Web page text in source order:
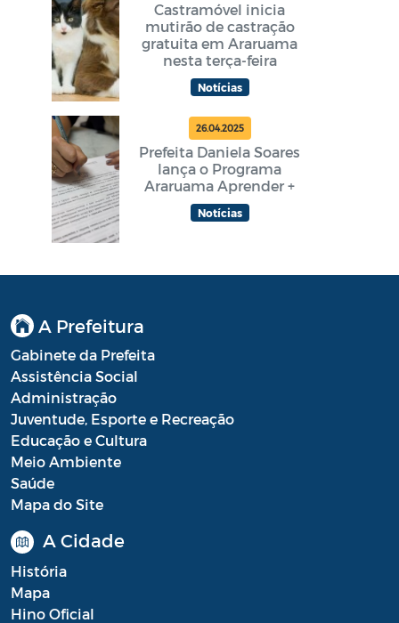
Castramóvel inicia
mutirão de castração
gratuita em Araruama
nesta terça-feira
Notícias
26.04.2025
Prefeita Daniela Soares
lança o Programa
Araruama Aprender +
Notícias
A Prefeitura
Gabinete da Prefeita
Assistência Social
Administração
Juventude, Esporte e Recreação
Educação e Cultura
Meio Ambiente
Saúde
Mapa do Site
A Cidade
História
Mapa
Hino Oficial